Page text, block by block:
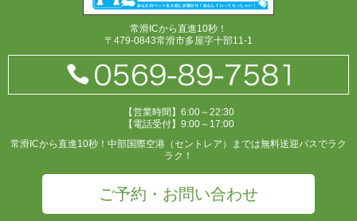
常滑ICから直進10秒！
〒479-0843常滑市多屋字十部11-1
【営業時間】6:00～22:30
【電話受付】9:00～17:00
常滑ICから直進10秒！中部国際空港（セントレア）までは無料送迎バスでラク
ラク！
ご予約・お問い合わせ